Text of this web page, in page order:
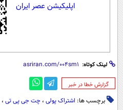
اپلیکیشن عصر ایران
لینک کوتاه:
‌گزارش خطا در خبر
برچسب ها: اشتراک پولی ، چت جی پی تی ،